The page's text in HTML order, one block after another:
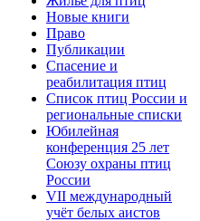
Новые книги
Право
Публикации
Спасение и
реабилитация птиц
Список птиц России и
региональные списки
Юбилейная
конференция 25 лет
Союзу охраны птиц
России
VII международный
учёт белых аистов